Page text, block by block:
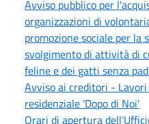
Avviso pubblico per
organizzazioni di
promozione sociale per la
svolgimento di attività di
feline e dei gatti senza
Avviso ai creditori -
residenziale 'Dopo di Noi'
Orari di apertura